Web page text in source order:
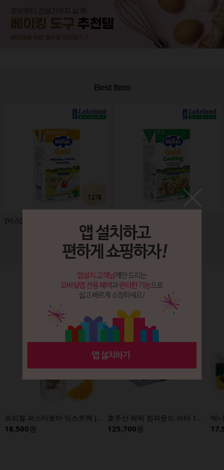
Best Item
[박스]영국산 밀락골드 1000ml x12개
/12
특가,임박상품
프리젤 파스타로마 익스트랙 (오렌지향) 1kg
18,500원
호주산 락틱 컴파운드 버터 12.5kg
125,700원